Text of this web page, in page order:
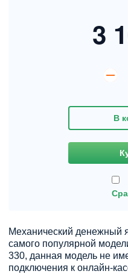
3
В
Механический денежный
самого популярной
330, данная модель не
подключения к онлайн-